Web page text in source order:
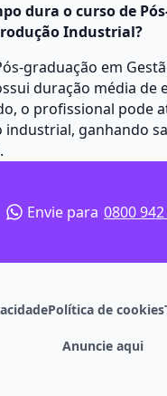
dura o curso de
Industrial?
graduação em
duração média de
o profissional pode
industrial, ganhando
Envie para 0800
Política de cookies
Anuncie aqui